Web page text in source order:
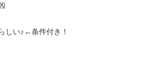
しい♪←条件付き！